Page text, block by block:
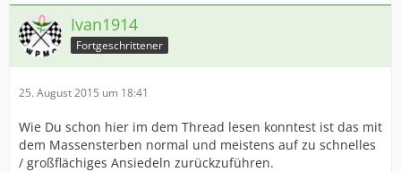
Ivan1914
Fortgeschrittener
25. August 2015 um 18:41
Wie Du schon hier im dem Thread lesen konntest ist das mit
dem Massensterben normal und meistens auf zu schnelles
/ großflächiges Ansiedeln zurückzuführen.